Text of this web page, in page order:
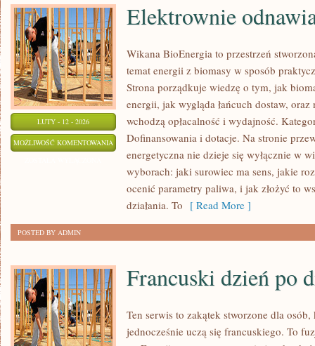
LUTY - 12 - 2026
MOŻLIWOŚĆ KOMENTOWANIA ELEKTROWNIE
ODNAWIALNE
Elektrownie
Wikana BioEnergia to przestrzeń
temat energii z biomasy w sposób
Strona porządkuje wiedzę o tym, jak
energii, jak wygląda łańcuch dostaw,
wchodzą opłacalność i wydajność.
Dofinansowania i dotacje. Na stronie
energetyczna nie dzieje się wyłącznie w
wyborach: jaki surowiec ma sens, jakie
ocenić parametry paliwa, i jak złożyć to
działania. To [ Read More ]
POSTED BY ADMIN
Francuski dzień po
Ten serwis to zakątek stworzone dla
jednocześnie uczą się francuskiego. To